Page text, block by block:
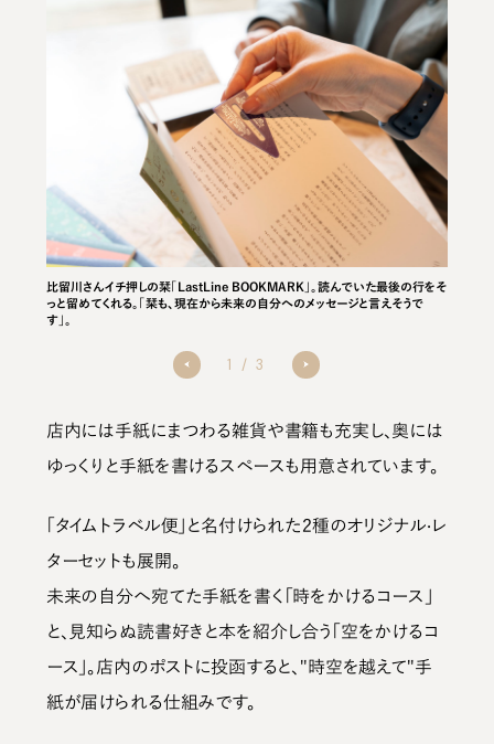
比留川さんイチ押しの栞「LastLine BOOKMARK」。読んでいた最後の行をそ
っと留めてくれる。「栞も、現在から未来の自分へのメッセージと言えそうで
す」。
1 / 3
店内には手紙にまつわる雑貨や書籍も充実し、奥には
ゆっくりと手紙を書けるスペースも用意されています。
「タイムトラベル便」と名付けられた2種のオリジナル·レ
ターセットも展開。
未来の自分へ宛てた手紙を書く「時をかけるコース」
と、見知らぬ読書好きと本を紹介し合う「空をかけるコ
ース」。店内のポストに投函すると、"時空を越えて"手
紙が届けられる仕組みです。